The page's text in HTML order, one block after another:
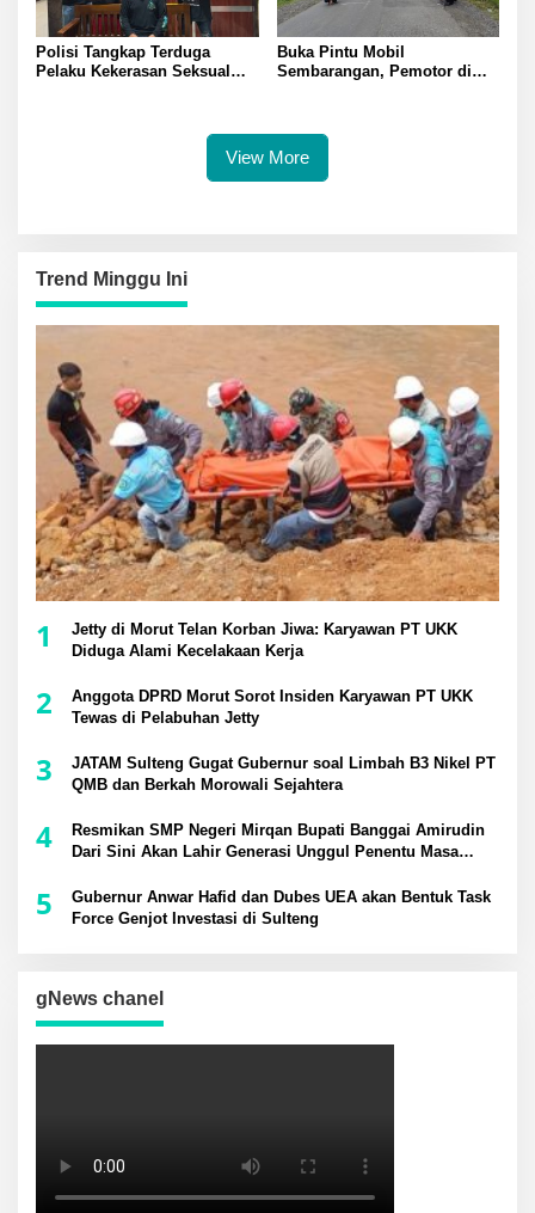
Polisi Tangkap Terduga
Pelaku Kekerasan Seksual
Buka Pintu Mobil
Sembarangan, Pemotor di
View More
Trend Minggu Ini
1
Jetty di Morut Telan Korban Jiwa: Karyawan PT UKK
Diduga Alami Kecelakaan Kerja
2
Anggota DPRD Morut Sorot Insiden Karyawan PT UKK
Tewas di Pelabuhan Jetty
3
JATAM Sulteng Gugat Gubernur soal Limbah B3 Nikel PT
QMB dan Berkah Morowali Sejahtera
4
Resmikan SMP Negeri Mirqan Bupati Banggai Amirudin
Dari Sini Akan Lahir Generasi Unggul Penentu Masa
5
Gubernur Anwar Hafid dan Dubes UEA akan Bentuk Task
Force Genjot Investasi di Sulteng
gNews chanel